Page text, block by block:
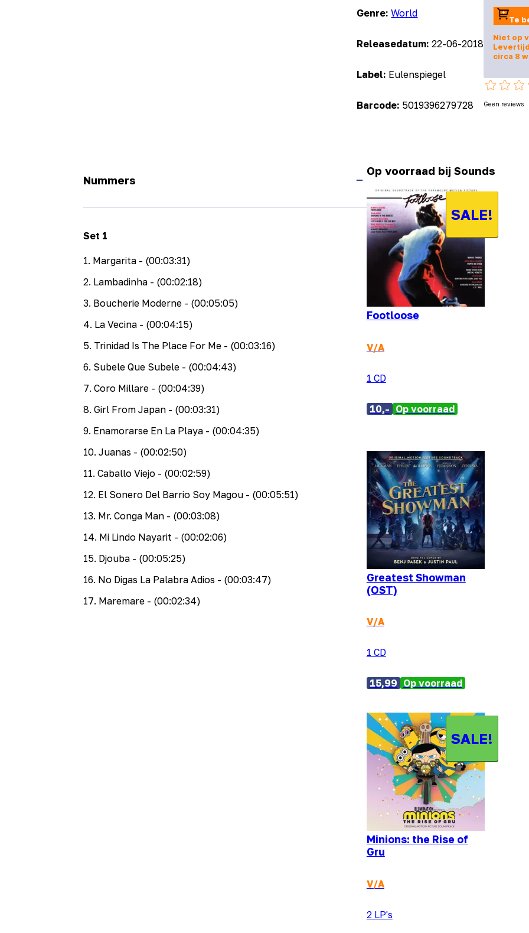
Genre:World
Releasedatum:22-06-2018
Label: Eulenspiegel
Barcode: 5019396279728
Te
Niet op
circa 8
Geen reviews
Nummers
Set 1
1. Margarita- (00:03:31)
2. Lambadinha- (00:02:18)
3. Boucherie Moderne- (00:05:05)
4. La Vecina- (00:04:15)
5. Trinidad Is The Place For Me- (00:03:16)
6. Subele Que Subele- (00:04:43)
7. Coro Millare- (00:04:39)
8. Girl From Japan- (00:03:31)
9. Enamorarse En La Playa- (00:04:35)
10. Juanas - (00:02:50)
11. Caballo Viejo- (00:02:59)
12. El Sonero Del Barrio Soy Magou- (00:05:51)
13. Mr. Conga Man- (00:03:08)
14. Mi Lindo Nayarit - (00:02:06)
15. Djouba- (00:05:25)
16. No Digas La Palabra Adios - (00:03:47)
17. Maremare- (00:02:34)
Op voorraad bij Sounds
SALE!
Footloose
V/A
1 CD
10,- Op voorraad
Greatest Showman
(OST)
V/A
1 CD
15,99 Op voorraad
SALE!
Minions: the Rise of
Gru
V/A
2 LP's